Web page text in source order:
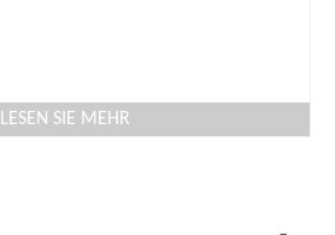
LESEN SIE MEHR